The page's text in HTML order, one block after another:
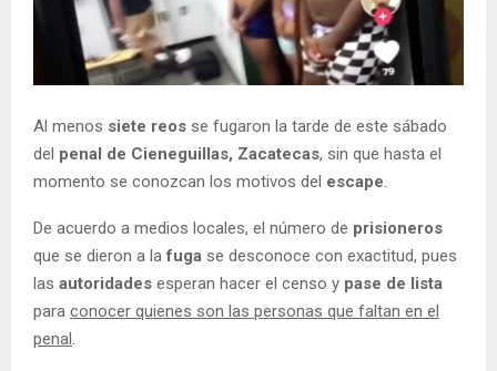
Al menos siete reos se fugaron la tarde de este sábado
del penal de Cieneguillas, Zacatecas, sin que hasta el
momento se conozcan los motivos del escape.
De acuerdo a medios locales, el número de prisioneros
que se dieron a lafuga se desconoce con exactitud, pues
las autoridades esperan hacer el censo y pase de lista
para conocer quienes son las personas que faltan en el
penal.